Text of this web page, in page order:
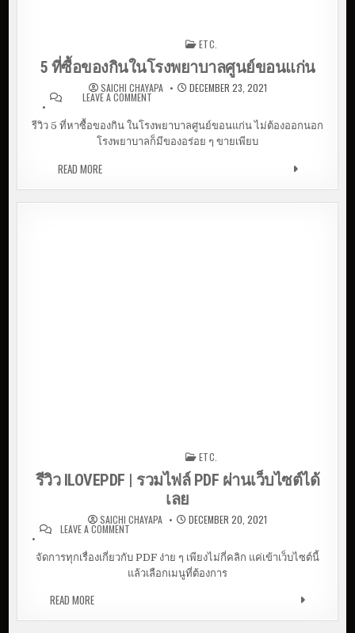
ETC.
5 ที่ซื้อของกินในโรงพยาบาลศูนย์ขอนแก่น
SAICHI CHAYAPA DECEMBER 23, 2021
LEAVE A COMMENTON 5 ที่ซื้อของกินในโรงพยาบาลศูนย์
รีวิว 5 ที่หาซื้อของกิน ในโรงพยาบาลศูนย์ขอนแก่น ไม่ต้องออกนอก
โรงพยาบาลก็มีของอร่อย ๆ ขายเพียบ
READ MORE5 ที่ซื้อของกินในโรงพยาบาลศูนย์ขอนแก่น
ETC.
รีวิว ILOVEPDF | รวมไฟล์ PDF ผ่านเว็บไซต์ได้
เลย
SAICHI CHAYAPA DECEMBER 20, 2021
LEAVE A COMMENT ON รีวิว ILOVEPDF | รวมไฟล์ PDF ผ่านเว็บไซต์ได้
จัดการทุกเรื่องเกี่ยวกับ PDF ง่าย ๆ เพียงไม่กี่คลิก แค่เข้าเว็บไซต์นี้
แล้วเลือกเมนูที่ต้องการ
READ MOREรีวิว ILOVEPDF | รวมไฟล์ PDF ผ่านเว็บไซต์ได้เลย